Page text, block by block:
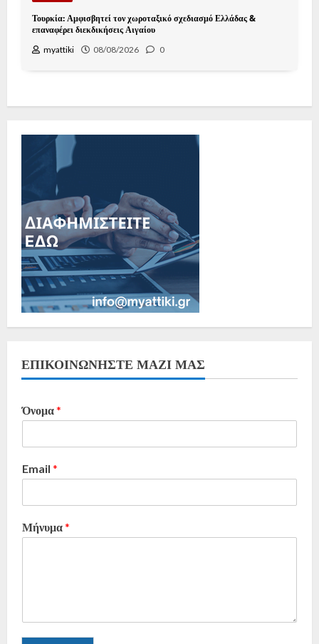
Τουρκία: Αμφισβητεί τον χωροταξικό σχεδιασμό Ελλάδας &
επαναφέρει διεκδικήσεις Αιγαίου
myattiki 08/08/2026 0
ΕΠΙΚΟΙΝΩΝΗΣΤΕ ΜΑΖΙ ΜΑΣ
Όνομα*
Email *
Μήνυμα*